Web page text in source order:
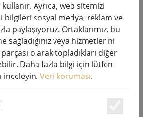
sistem ışık zincirleri
buz kristali ışık
seti 100 LED sıcak
m dış mekan 230V
Ayrıca, web sitemizi
bilgileri sosyal medya, reklam ve
paylaşıyoruz. Ortaklarımız, bu
sağladığınız veya hizmetlerini
parçası olarak topladıkları diğer
Daha fazla bilgi için lütfen
inceleyin. Veri koruması.